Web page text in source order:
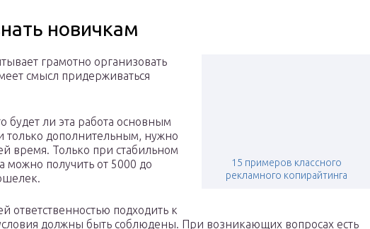
новичкам
15 примеров классного
рекламного копирайтинга
грамотно организовать
смысл придерживаться
будет ли эта работа основным
только дополнительным, нужно
время. Только при стабильном
можно получить от 5000 до
ответственностью подходить к
должны быть соблюдены. При возникающих вопросах есть